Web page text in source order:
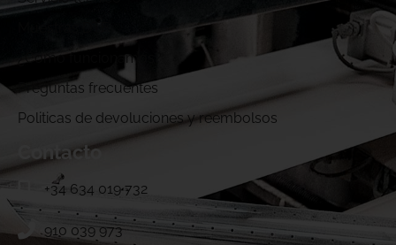
¿Cómo funcionamos?
Preguntas frecuentes
Politicas de devoluciones y reembolsos
Contacto
+34 634 019 732
910 039 973